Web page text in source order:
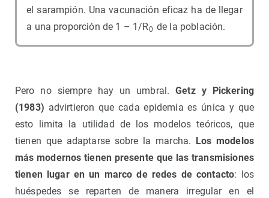
el sarampión. Una vacunación eficaz ha de llegar
a una proporción de 1 – 1/R0 de la población.
Pero no siempre hay un umbral.Getz y Pickering
(1983) advirtieron que cada epidemia es única y que
esto limita la utilidad de los modelos teóricos, que
tienen que adaptarse sobre la marcha.
Los modelos
más modernos tienen presente que las transmisiones
tienen lugar en un marco de redes de contacto: los
huéspedes se reparten de manera irregular en el